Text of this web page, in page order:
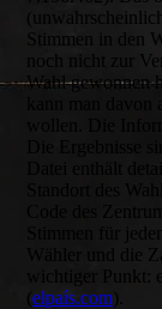
Stimmen in den
noch nicht zur
Wahl gewonnen
kann man davon
wollen. Die
Die Ergebnisse
Datei enthält
Standort des
Code des
Stimmen für
Wähler und die
wichtiger
(elpaís.com